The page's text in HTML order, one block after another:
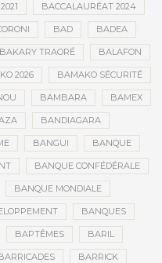
BACCALAURÉAT 2024
BAD BADEA
BAKARY TRAORÉ BALAFON
2026 BAMAKO SÉCURITÉ
BAMBARA BAMEX
BANDIAGARA
BANGUI BANQUE
BANQUE CONFÉDÉRALE
BANQUE MONDIALE
BANQUES
BAPTÊMES BARIL
BARRICK